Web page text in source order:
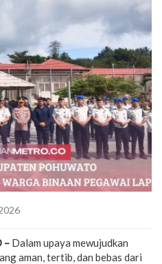
– Dalam upaya mewujudkan
aman, tertib, dan bebas dari